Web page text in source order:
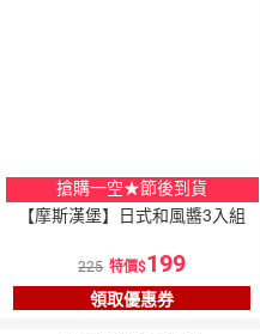
搶購一空★節後到貨
【摩斯漢堡】日式和風醬3入組
225 特價 199
領取優惠券